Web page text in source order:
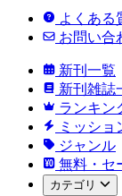
よくある
お問い合
新刊一覧
新刊雑誌
ランキン
ミッショ
ジャンル
無料・セ
カテゴリ